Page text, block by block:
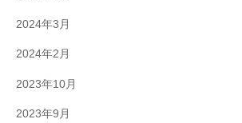
2024年3月
2024年2月
2023年10月
2023年9月